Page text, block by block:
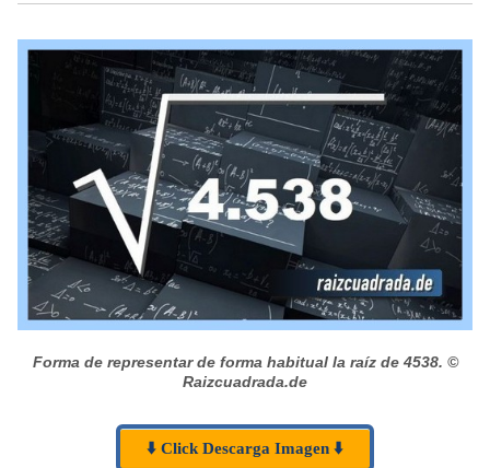
Forma de representar de forma habitual la raíz de 4538. ©
Raizcuadrada.de
⬇️ Click Descarga Imagen ⬇️